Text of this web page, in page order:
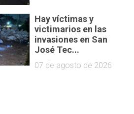
Hay víctimas y
victimarios en las
invasiones en San
José Tec...
07 de agosto de 2026